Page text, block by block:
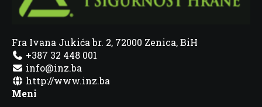
Fra Ivana Jukića br. 2, 72000 Zenica, BiH
+387 32 448 001
info@inz.ba
http://www.inz.ba
Meni